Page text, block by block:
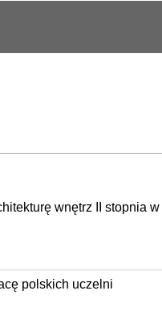
wnętrz II stopnia w
polskich uczelni